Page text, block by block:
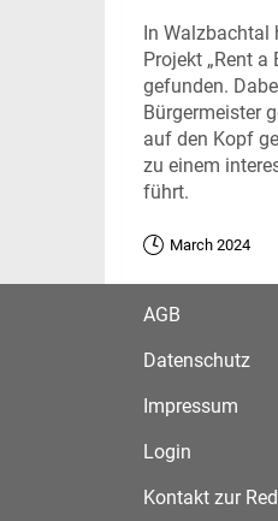
In Walzbachtal
Projekt „Rent a
gefunden.
Bürgermeister
auf den Kopf
zu einem
führt.
March 2024
AGB
Datenschutz
Impressum
Login
Kontakt zur